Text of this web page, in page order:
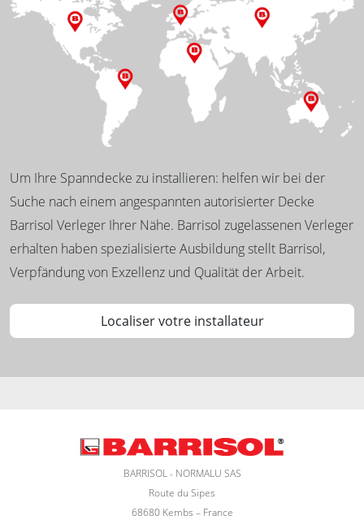
Um Ihre Spanndecke zu installieren: helfen wir bei der
Suche nach einem angespannten autorisierter Decke
Barrisol Verleger Ihrer Nähe. Barrisol zugelassenen Verleger
erhalten haben spezialisierte Ausbildung stellt Barrisol,
Verpfändung von Exzellenz und Qualität der Arbeit.
Localiser votre installateur
BARRISOL - NORMALU SAS
Route du Sipes
68680 Kembs – France